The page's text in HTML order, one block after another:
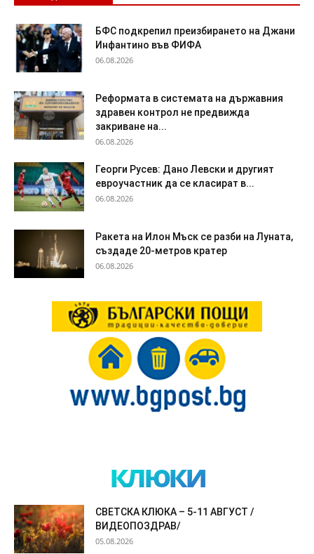
БФС подкрепил преизбирането на Джани
Инфантино във ФИФА
06.08.2026
Реформата в системата на държавния
здравен контрол не предвижда
закриване на...
06.08.2026
Георги Русев: Дано Левски и другият
евроучастник да се класират в...
06.08.2026
Ракета на Илон Мъск се разби на Луната,
създаде 20-метров кратер
06.08.2026
клюки
СВЕТСКА КЛЮКА – 5-11 АВГУСТ /
ВИДЕОПОЗДРАВ/
05.08.2026